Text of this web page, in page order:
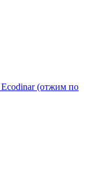
(отжим по